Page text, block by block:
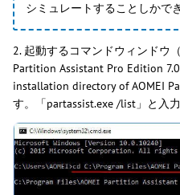
シミュレートすることしかで
2. 起動するコマンドウィンドウ
Partition Assistant Pro Edition
installation directory of AOMEI
す。「partassist.exe /list」と入